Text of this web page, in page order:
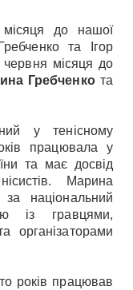
до нашої
та Ігор
місяця до
Гребченкота
у тенісному
працювала у
та має досвід
Марина
за національний
із гравцями,
організаторами
років працював